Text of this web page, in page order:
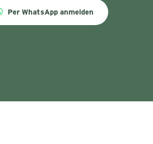
Per WhatsApp anmelden